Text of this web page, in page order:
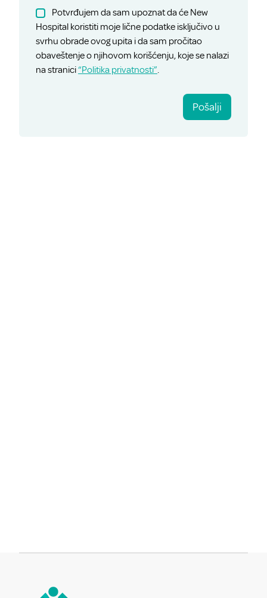
Potvrđujem da sam upoznat da će New
Hospital koristiti moje lične podatke isključivo u
svrhu obrade ovog upita i da sam pročitao
obaveštenje o njihovom korišćenju, koje se nalazi
na stranici“Politika privatnosti”.
Pošalji